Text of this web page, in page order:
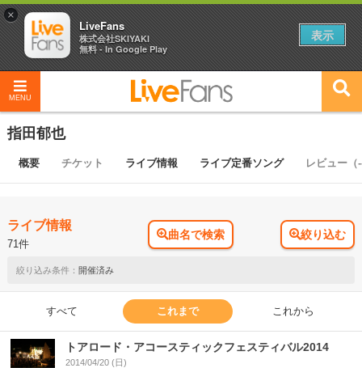
MENU
指田郁也
概要 チケット ライブ情報 ライブ定番ソング レビュー（
ライブ情報
71件
曲名で検索 絞り込む
開催済み
すべて これまで これから
トアロード・アコースティックフェスティバル2014
2014/04/20 (日)
×
LiveFans
株式会社SKIYAKI
無料 - In Google Play
表示